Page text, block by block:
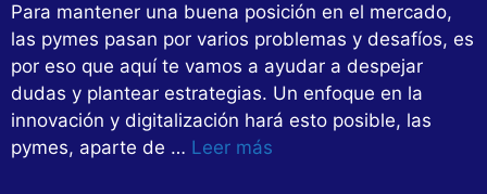
Para mantener una buena posición en el mercado,
las pymes pasan por varios problemas y desafíos, es
por eso que aquí te vamos a ayudar a despejar
dudas y plantear estrategias. Un enfoque en la
innovación y digitalización hará esto posible, las
pymes, aparte de … Leer más